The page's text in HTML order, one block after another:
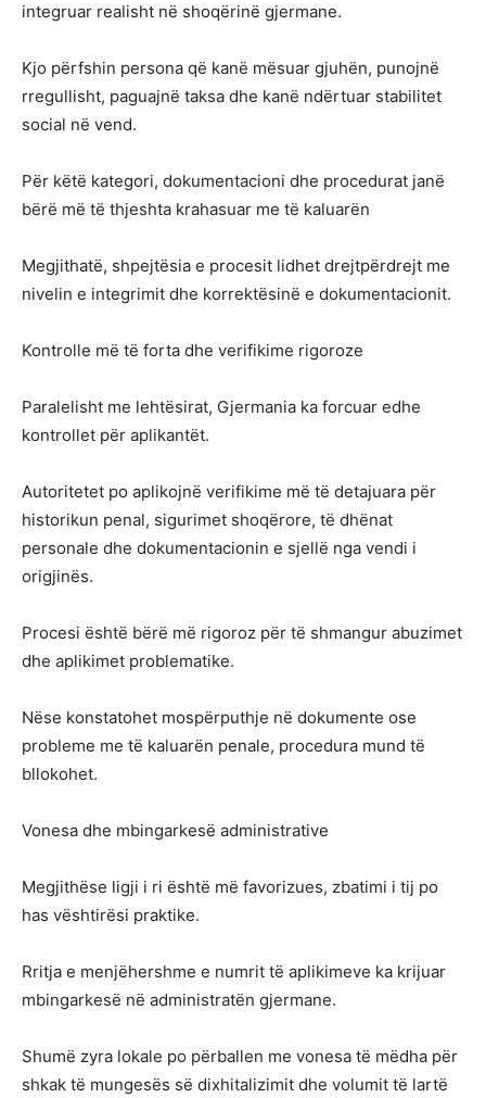
integruar realisht në shoqërinë gjermane.
Kjo përfshin persona që kanë mësuar gjuhën, punojnë
rregullisht, paguajnë taksa dhe kanë ndërtuar stabilitet
social në vend.
Për këtë kategori, dokumentacioni dhe procedurat janë
bërë më të thjeshta krahasuar me të kaluarën
Megjithatë, shpejtësia e procesit lidhet drejtpërdrejt me
nivelin e integrimit dhe korrektësinë e dokumentacionit.
Kontrolle më të forta dhe verifikime rigoroze
Paralelisht me lehtësirat, Gjermania ka forcuar edhe
kontrollet për aplikantët.
Autoritetet po aplikojnë verifikime më të detajuara për
historikun penal, sigurimet shoqërore, të dhënat
personale dhe dokumentacionin e sjellë nga vendi i
origjinës.
Procesi është bërë më rigoroz për të shmangur abuzimet
dhe aplikimet problematike.
Nëse konstatohet mospërputhje në dokumente ose
probleme me të kaluarën penale, procedura mund të
bllokohet.
Vonesa dhe mbingarkesë administrative
Megjithëse ligji i ri është më favorizues, zbatimi i tij po
has vështirësi praktike.
Rritja e menjëhershme e numrit të aplikimeve ka krijuar
mbingarkesë në administratën gjermane.
Shumë zyra lokale po përballen me vonesa të mëdha për
shkak të mungesës së dixhitalizimit dhe volumit të lartë